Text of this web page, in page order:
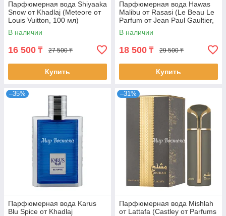
Парфюмерная вода Shiyaaka
Snow от Khadlaj (Meteore от
Louis Vuitton, 100 мл)
В наличии
16 500 ₸ 27 500 ₸
Купить
Парфюмерная вода Hawas
Malibu от Rasasi (Le Beau Le
Parfum от Jean Paul Gaultier,
100 мл)
В наличии
18 500 ₸ 29 500 ₸
Купить
–35%
Парфюмерная вода Karus
Blu Spice от Khadlaj
–31%
Парфюмерная вода Mishlah
от Lattafa (Castley от Parfums